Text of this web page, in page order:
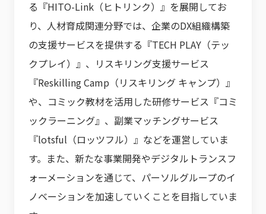
る『HITO-Link（ヒトリンク）』を展開してお
り、人材育成関連分野では、企業のDX組織構築
の支援サービスを提供する『TECH PLAY（テッ
クプレイ）』、リスキリング支援サービス
『Reskilling Camp（リスキリング キャンプ）』
や、コミック教材を活用した研修サービス『コミ
ックラーニング』、副業マッチングサービス
『lotsful（ロッツフル）』などを運営していま
す。また、新たな事業開発やデジタルトランスフ
ォーメーションを通じて、パーソルグループのイ
ノベーションを加速していくことを目指していま